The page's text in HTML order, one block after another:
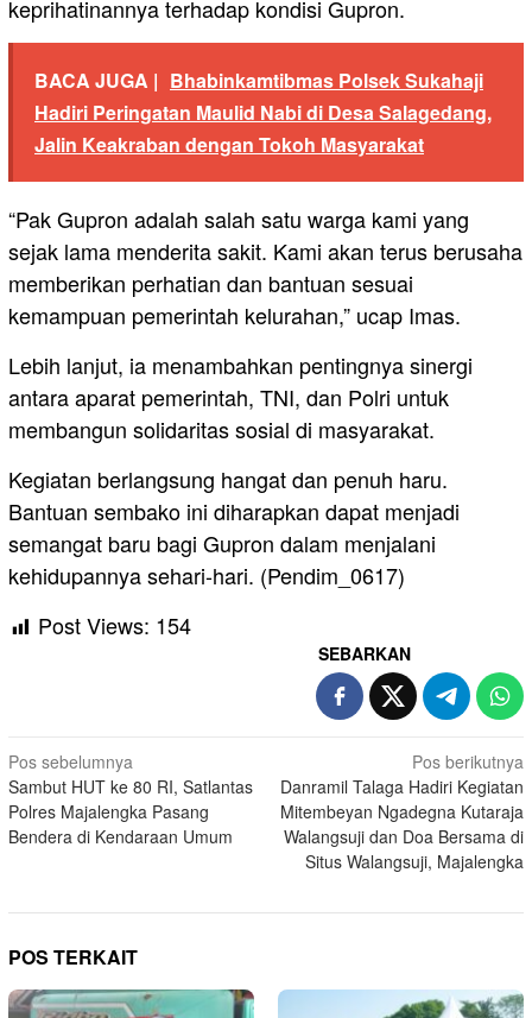
keprihatinannya terhadap kondisi Gupron.
BACA JUGA | Bhabinkamtibmas Polsek Sukahaji
Hadiri Peringatan Maulid Nabi di Desa Salagedang,
Jalin Keakraban dengan Tokoh Masyarakat
“Pak Gupron adalah salah satu warga kami yang
sejak lama menderita sakit. Kami akan terus berusaha
memberikan perhatian dan bantuan sesuai
kemampuan pemerintah kelurahan,” ucap Imas.
Lebih lanjut, ia menambahkan pentingnya sinergi
antara aparat pemerintah, TNI, dan Polri untuk
membangun solidaritas sosial di masyarakat.
Kegiatan berlangsung hangat dan penuh haru.
Bantuan sembako ini diharapkan dapat menjadi
semangat baru bagi Gupron dalam menjalani
kehidupannya sehari-hari. (Pendim_0617)
Post Views: 154
SEBARKAN
Navigasi
pos
Pos sebelumnya
Sambut HUT ke 80 RI, Satlantas
Polres Majalengka Pasang
Bendera di Kendaraan Umum
Pos berikutnya
Danramil Talaga Hadiri Kegiatan
Mitembeyan Ngadegna Kutaraja
Walangsuji dan Doa Bersama di
Situs Walangsuji, Majalengka
POS TERKAIT